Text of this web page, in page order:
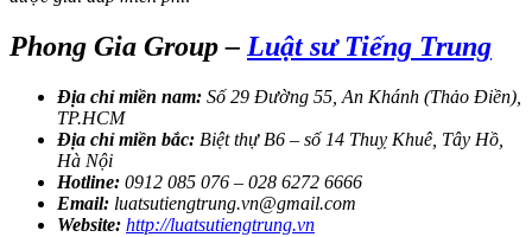
Phong Gia Group – Luật sư Tiếng Trung
Địa chỉ miền nam: Số 29 Đường 55, An Khánh (Thảo Điền),
TP.HCM
Địa chỉ miền bắc: Biệt thự B6 – số 14 Thuỵ Khuê, Tây Hồ,
Hà Nội
Hotline: 0912 085 076 – 028 6272 6666
Email: luatsutiengtrung.vn@gmail.com
Website: http://luatsutiengtrung.vn